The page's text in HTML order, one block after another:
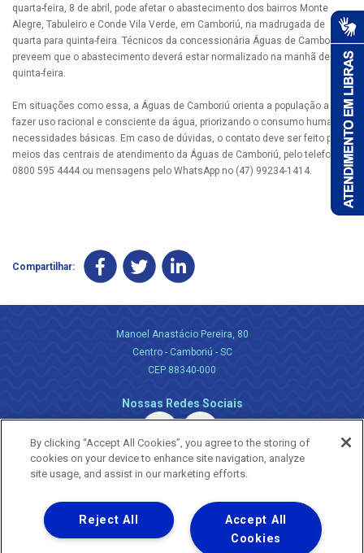
quarta-feira, 8 de abril, pode afetar o abastecimento dos bairros Monte
Alegre, Tabuleiro e Conde Vila Verde, em Camboriú, na madrugada de
quarta para quinta-feira. Técnicos da concessionária Águas de Camboriú
preveem que o abastecimento deverá estar normalizado na manhã de
quinta-feira.
Em situações como essa, a Águas de Camboriú orienta a população a
fazer uso racional e consciente da água, priorizando o consumo humano e
necessidades básicas. Em caso de dúvidas, o contato deve ser feito por
meios das centrais de atendimento da Águas de Camboriú, pelo telefone
0800 595 4444 ou mensagens pelo WhatsApp no (47) 99234-1414.
Compartilhar:
Manoel Anastácio Pereira, 80
Centro - Camboriú - SC
CEP 88340-000
Nossas Redes Sociais
Uma empresa
Copyright ® 2026 - Todos os Direitos Reservados.
By clicking “Accept All Cookies”, you agree to the storing of
cookies on your device to enhance site navigation, analyze
site usage, and assist in our marketing efforts.
Accept All
Cookies
Reject All